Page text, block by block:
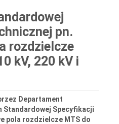
pn.
rozdzielcze
kV, 220 kV i
Departament
Standardowej Specyfikacji
pola rozdzielcze MTS do